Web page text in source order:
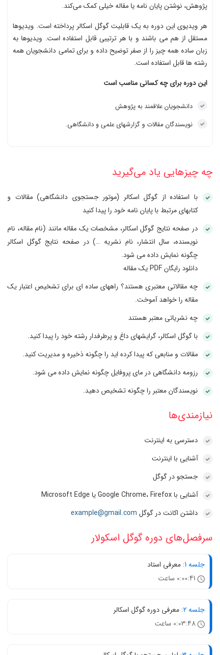
پژوهش، نوشتن پایان نامه یا مقاله خیلی کمک می‌کند.
هر ویدیوی این دوره به یک قابلیت گوگل اسکالر پرداخته است. ویدیوها
مستقل از هم می باشند و با هر ترتیبی قابل استفاده است. ویدیوها به
زبان ساده همه چیز را از صفر توضیح داده و برای تمامی دانشجویان همه
رشته ها قابل استفاده است.
این دوره برای چه کسانی مناسب است
دانشجویان علاقمند به پژوهش
نویسندگان مقالات و گزارشهای علمی و دانشگاهی.
چه چیزهایی یاد می‌گیرید
با استفاده از گوگل اسکالر (موتور جستجوی دانشگاهی) مقالات و
کتابهای مرتبط با پایان نامه خود را پیدا کنید
در صفحه نتایج گوگل اسکالر، مشخصات یک مقاله مانند (نام مقاله، نام
نویسنده، سال انتشار، نام نشریه …) در صفحه نتایج گوگل اسکالر
چگونه نمایش داده می شود.
دانلود رایگان PDF یک مقاله
چه مقالاتی معتبری هستند؟ راههای ساده ای برای تشخیص اعتبار یک
مقاله را خواهد آموخت.
چه نشریاتی معتبر هستند
با گوگل اسکالر، گرایشهای داغ و پرطرفدار رشته خود را پیدا کنید.
مقالات و منابعی که پیدا کرده اید را چگونه ذخیره و مدیریت کنید.
رزومه دانشگاهی در مای پروفایل چگونه نمایش داده می شود.
نویسندگان معتبر را چگونه تشخیص دهید.
نیازمند‌ی‌ها
دسترسی به اینترنت
آشنایی با اینترنت
جستجو در گوگل
آشنایی با Google Chrome، Firefox یا Microsoft Edge
داشتن اکانت در گوگل example@gmail.com
سرفصل‌های دوره گوگل اسکولار
جلسه 1:
معرفی استاد
جلسه 2:
معرفی دوره گوگل اسکالر